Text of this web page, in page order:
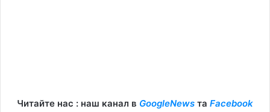
Читайте нас : наш канал в GoogleNews та Facebook